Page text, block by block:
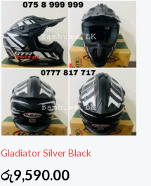
Gladiator Silver Black
රු9,590.00